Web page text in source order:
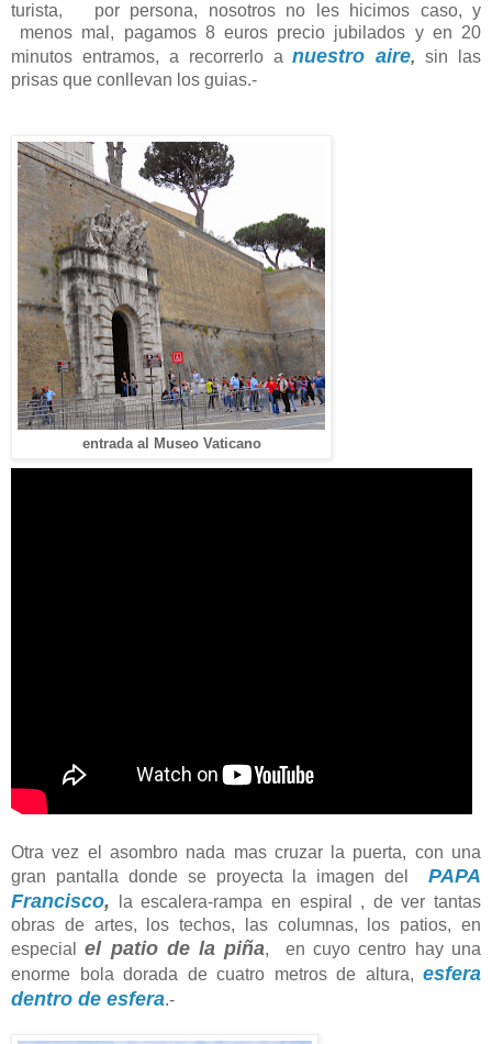
turista, por persona, nosotros no les hicimos caso, y
menos mal, pagamos 8 euros precio jubilados y en 20
minutos entramos, a recorrerlo anuestro aire, sin las
prisas que conllevan los guias.-
entrada al Museo Vaticano
Otra vez el asombro nada mas cruzar la puerta, con una
gran pantalla donde se proyecta la imagen del PAPA
Francisco, la escalera-rampa en espiral , de ver tantas
obras de artes, los techos, las columnas, los patios, en
especialel patio de la piña, en cuyo centro hay una
enorme bola dorada de cuatro metros de altura, esfera
dentro de esfera.-